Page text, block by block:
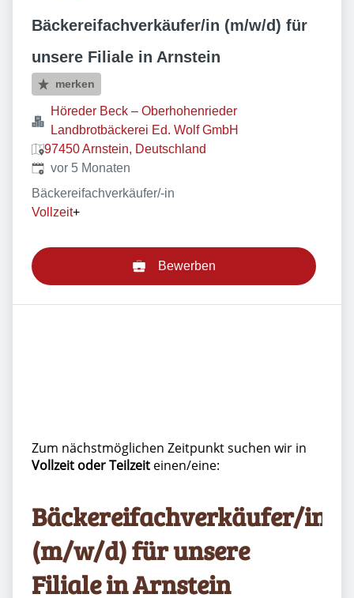
Bäckereifachverkäufer/in (m/w/d) für
unsere Filiale in Arnstein
merken
Höreder Beck – Oberhohenrieder
Landbrotbäckerei Ed. Wolf GmbH
97450 Arnstein, Deutschland
Veröffentlicht:
vor 5 Monaten
Bäckereifachverkäufer/-in
Vollzeit+
Bewerben